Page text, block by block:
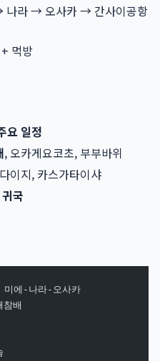
라 → 오사카 → 간사이공항
먹방
요 일정
, 오카게요코초, 부부바위
이지, 카스가타이샤
귀국
에-나라-오사카
배